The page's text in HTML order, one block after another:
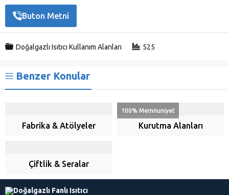
Buton Metni
Doğalgazlı Isıtıcı Kullanım Alanları 525
Benzer Konular
Fabrika & Atölyeler
100% Memnuniyet
Kurutma Alanları
Çiftlik & Seralar